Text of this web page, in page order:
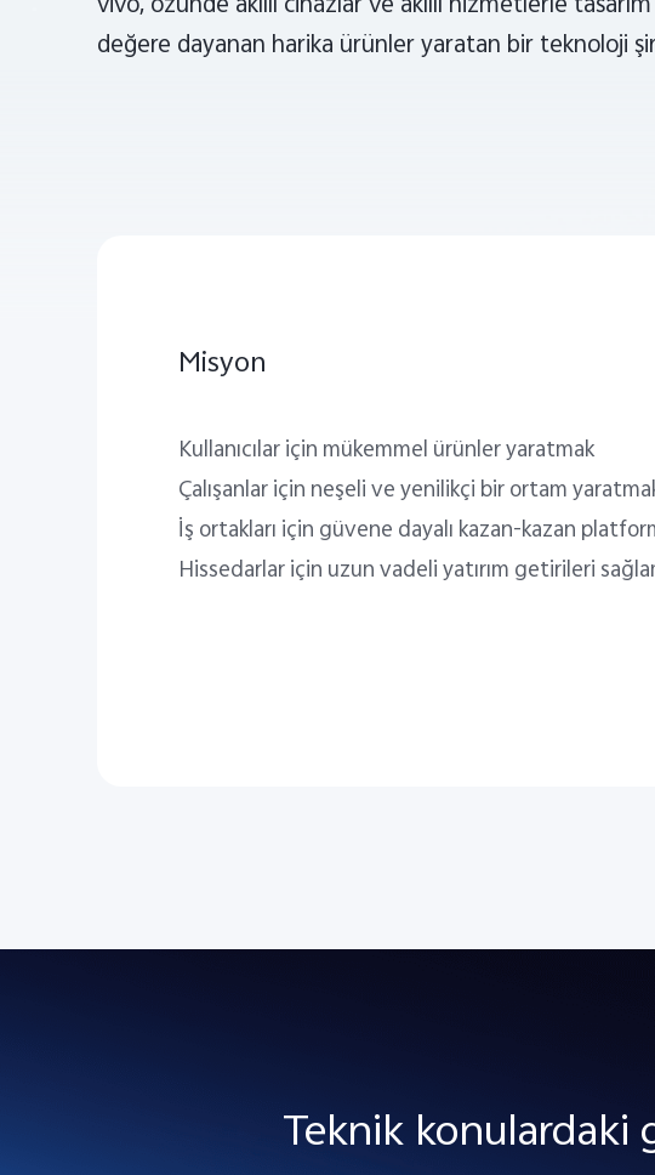
değere dayanan harika ürünler yaratan bir teknoloji
Misyon
Kullanıcılar için mükemmel ürünler yaratmak
Çalışanlar için neşeli ve yenilikçi bir ortam
İş ortakları için güvene dayalı kazan-kazan
Hissedarlar için uzun vadeli yatırım getirileri
Teknik konulardaki